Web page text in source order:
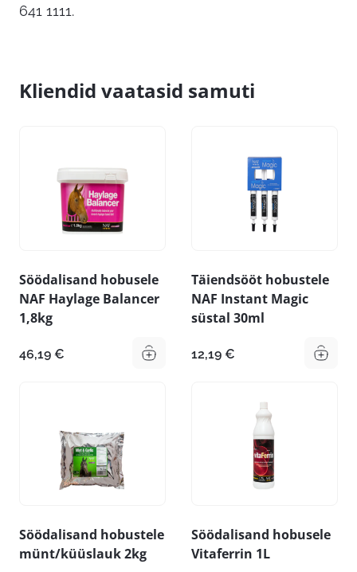
641 1111.
Kliendid vaatasid samuti
Söödalisand hobusele
NAF Haylage Balancer
1,8kg
46,19 €
Täiendsööt hobustele
NAF Instant Magic
süstal 30ml
12,19 €
Söödalisand hobustele
münt/küüslauk 2kg
Söödalisand hobusele
Vitaferrin 1L